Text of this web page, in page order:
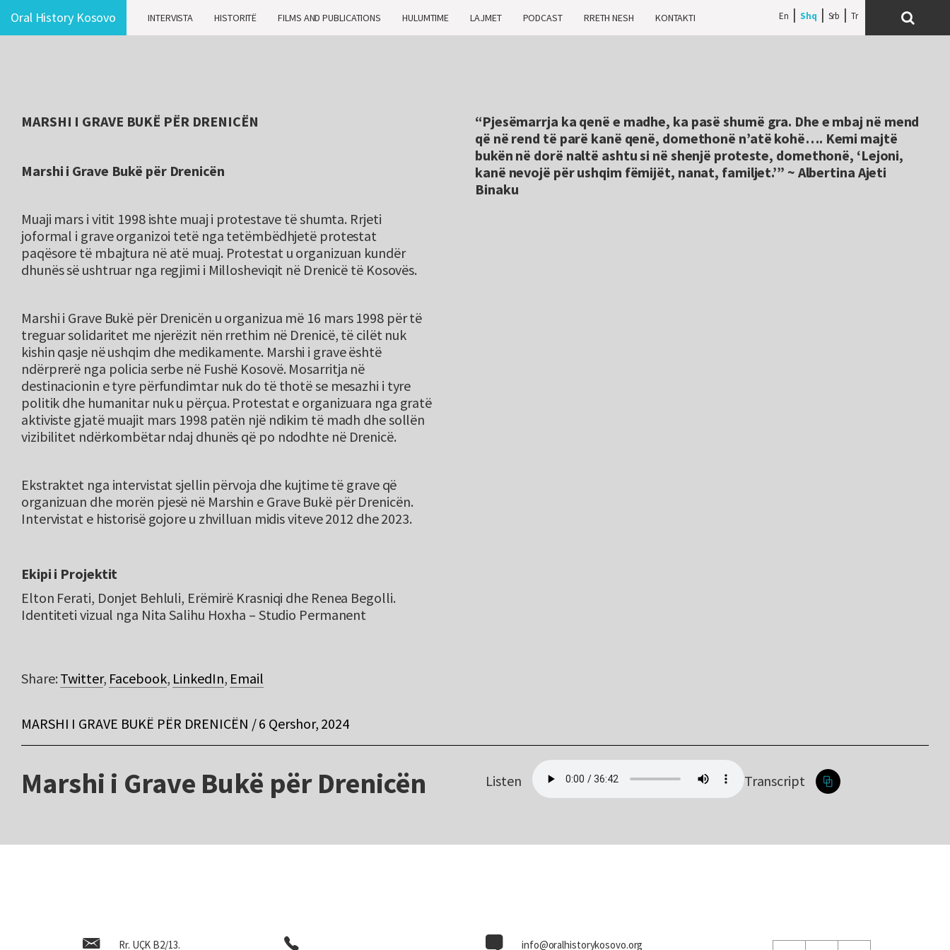
Oral History Kosovo INTERVISTA HISTORITË FILMS AND PUBLICATIONS HULUMTIME LAJMET PODCAST RRETH NESH KONTAKTI En Shq Srb
MARSHI I GRAVE BUKË PËR DRENICËN
Marshi i Grave Bukë për Drenicën
Muaji mars i vitit 1998 ishte muaj i protestave të shumta. Rrjeti
joformal i grave organizoi tetë nga tetëmbëdhjetë protestat
paqësore të mbajtura në atë muaj. Protestat u organizuan kundër
dhunës së ushtruar nga regjimi i Millosheviqit në Drenicë të Kosovës.
Marshi i Grave Bukë për Drenicën u organizua më 16 mars 1998 për të
treguar solidaritet me njerëzit nën rrethim në Drenicë, të cilët nuk
kishin qasje në ushqim dhe medikamente. Marshi i grave është
ndërprerë nga policia serbe në Fushë Kosovë. Mosarritja në
destinacionin e tyre përfundimtar nuk do të thotë se mesazhi i tyre
politik dhe humanitar nuk u përçua. Protestat e organizuara nga gratë
aktiviste gjatë muajit mars 1998 patën një ndikim të madh dhe sollën
vizibilitet ndërkombëtar ndaj dhunës që po ndodhte në Drenicë.
Ekstraktet nga intervistat sjellin përvoja dhe kujtime të grave që
organizuan dhe morën pjesë në Marshin e Grave Bukë për Drenicën.
Intervistat e historisë gojore u zhvilluan midis viteve 2012 dhe 2023.
Ekipi i Projektit
Elton Ferati, Donjet Behluli, Erëmirë Krasniqi dhe Renea Begolli.
Identiteti vizual nga Nita Salihu Hoxha – Studio Permanent
Share: Twitter, Facebook, LinkedIn, Email
“Pjesëmarrja ka qenë e madhe, ka pasë shumë gra. Dhe e mbaj në mend
që në rend të parë kanë qenë, domethonë n’atë kohë…. Kemi majtë
bukën në dorë naltë ashtu si në shenjë proteste, domethonë, ‘Lejoni,
kanë nevojë për ushqim fëmijët, nanat, familjet.’” ~ Albertina Ajeti
Binaku
MARSHI I GRAVE BUKË PËR DRENICËN / 6 Qershor, 2024
Marshi i Grave Bukë për Drenicën Listen Transcript
Rr. UÇK B2/13. info@oralhistorykosovo.org